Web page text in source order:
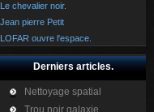
Le chevalier noir.
Jean pierre Petit
LOFAR ouvre l'espace.
Derniers articles.
Nettoyage spatial
Trou noir galaxie